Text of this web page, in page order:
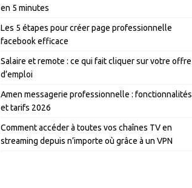
en 5 minutes
Les 5 étapes pour créer page professionnelle
facebook efficace
Salaire et remote : ce qui fait cliquer sur votre offre
d’emploi
Amen messagerie professionnelle : fonctionnalités
et tarifs 2026
Comment accéder à toutes vos chaînes TV en
streaming depuis n’importe où grâce à un VPN